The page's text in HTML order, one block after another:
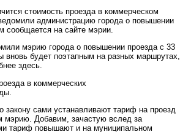
стоимость проезда в коммерческом
администрацию города о повышении
сообщается на сайте мэрии.
мэрию города о повышении проезда с 33
вновь будет поэтапным на разных маршрутах,
здесь.
в коммерческих
закону сами устанавливают тариф на проезд
мэрию. Добавим, зачастую вслед за
тариф повышают и на муниципальном